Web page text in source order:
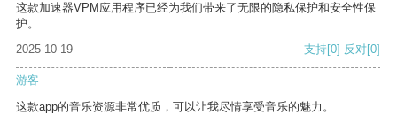
这款加速器VPM应用程序已经为我们带来了无限的隐私保护和安全性保
护。
2025-10-19
支持[0] 反对[0]
游客
这款app的音乐资源非常优质，可以让我尽情享受音乐的魅力。